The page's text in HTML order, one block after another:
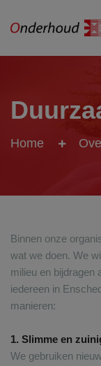
Home
Binnen onze
wat we doen. We
milieu en bijdragen
iedereen in
manieren:
1. Slimme en
We gebruiken